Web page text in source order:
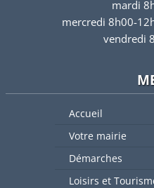
mardi
mercredi 8h00-
vendredi
Accueil
Votre mairie
Démarches
Loisirs et